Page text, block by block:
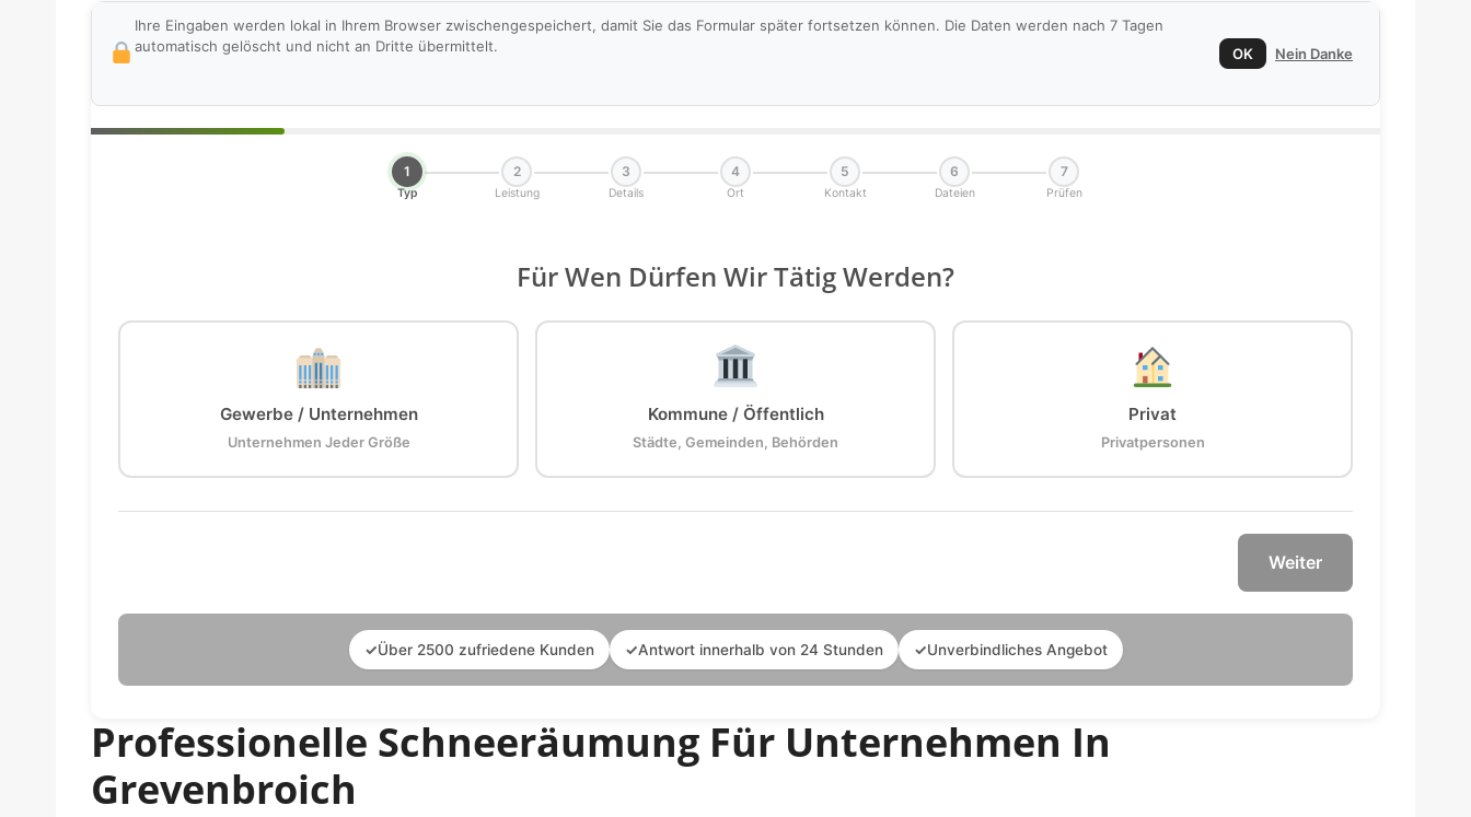
Ihre Eingaben werden lokal in Ihrem Browser zwischengespeichert, damit Sie das Formular später fortsetzen können. Die Daten werden nach 7 Tagen
automatisch gelöscht und nicht an Dritte übermittelt.
OK Nein Danke
1
Typ
2
Leistung
3
Details
4
Ort
5
Kontakt
6
Dateien
7
Prüfen
Für Wen Dürfen Wir Tätig Werden?
Gewerbe / Unternehmen
Unternehmen Jeder Größe
Kommune / Öffentlich
Städte, Gemeinden, Behörden
Privat
Privatpersonen
Weiter
✓Über 2500 zufriedene Kunden ✓Antwort innerhalb von 24 Stunden ✓Unverbindliches Angebot
Professionelle Schneeräumung Für Unternehmen In
Grevenbroich